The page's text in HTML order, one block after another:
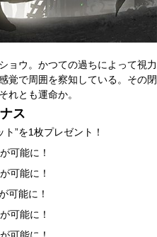
ョウ。かつての過ちによって視力
覚で周囲を察知している。その閉
れとも運命か。
ス
”を1枚プレゼント！
可能に！
可能に！
可能に！
可能に！